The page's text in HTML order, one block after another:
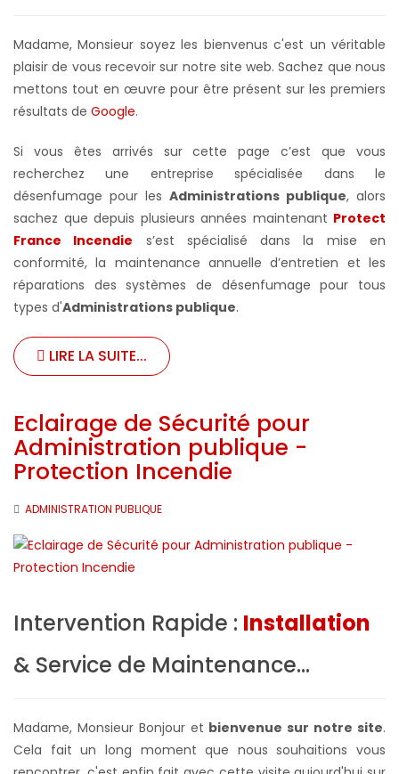
Madame, Monsieur soyez les bienvenus c'est un véritable
plaisir de vous recevoir sur notre site web. Sachez que nous
mettons tout en œuvre pour être présent sur les premiers
résultats de Google.
Si vous êtes arrivés sur cette page c’est que vous
recherchez une entreprise spécialisée dans le
désenfumage pour les Administrations publique, alors
sachez que depuis plusieurs années maintenant Protect
France Incendie s’est spécialisé dans la mise en
conformité, la maintenance annuelle d’entretien et les
réparations des systèmes de désenfumage pour tous
types d'Administrations publique.
LIRE LA SUITE...
Eclairage de Sécurité pour
Administration publique -
Protection Incendie
ADMINISTRATION PUBLIQUE
Intervention Rapide : Installation
& Service de Maintenance...
Madame, Monsieur Bonjour et bienvenue sur notre site.
Cela fait un long moment que nous souhaitions vous